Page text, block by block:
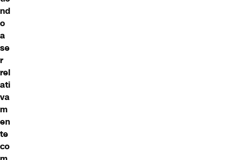
nd
o
a
se
r
rel
ati
va
m
en
te
co